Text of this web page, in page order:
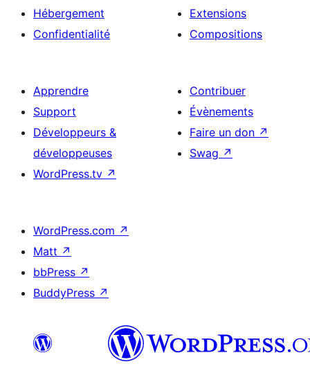
Hébergement
Confidentialité
Extensions
Compositions
Apprendre
Support
Développeurs &
développeuses
WordPress.tv ↗
Contribuer
Évènements
Faire un don ↗
Swag ↗
WordPress.com ↗
Matt ↗
bbPress ↗
BuddyPress ↗